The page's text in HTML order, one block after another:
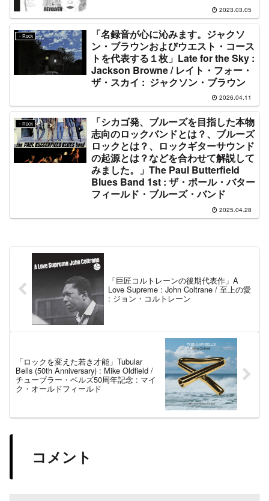
2023.03.05
・Rock
「名録音が心に沁みます。ジャクソ
ン・ブラウンおよびウエスト・コース
トを代表する１枚」Late for the Sky :
Jackson Browne / レイト・フォー・
ザ・スカイ : ジャクソン・ブラウン
2026.04.11
・Rock
「シカゴ発、ブルーズを目指した本物
志向のロックバンドとは？、ブルーズ
ロックとは？、ロックギターサウンド
の起源とは？などを合わせて解説して
みました。」The Paul Butterfield
Blues Band 1st : ザ・ポール・バター
フィールド・ブルーズ・バンド
2025.04.28
「巨匠コルトレーンの後期代表作」A
Love Supreme : John Coltrane / 至上の愛
: ジョン・コルトレーン
「ロックを変えた若き才能」Tubular
Bells (50th Anniversary) : Mike Oldfield /
チューブラー・ベルズ50周年記念 : マイ
ク・オールドフィールド
コメント